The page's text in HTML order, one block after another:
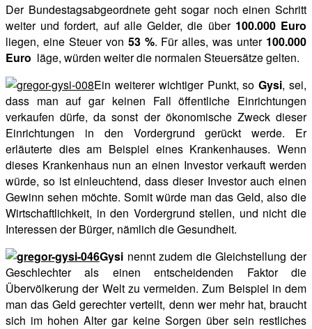
Der Bundestagsabgeordnete geht sogar noch einen Schritt
weiter und fordert, auf alle Gelder, die über 100.000 Euro
liegen, eine Steuer von 53 %. Für alles, was unter 100.000
Euro läge, würden weiter die normalen Steuersätze gelten.
Ein weiterer wichtiger Punkt, soGysi, sei,
dass man auf gar keinen Fall öffentliche Einrichtungen
verkaufen dürfe, da sonst der ökonomische Zweck dieser
Einrichtungen in den Vordergrund gerückt werde. Er
erläuterte dies am Beispiel eines Krankenhauses. Wenn
dieses Krankenhaus nun an einen Investor verkauft werden
würde, so ist einleuchtend, dass dieser Investor auch einen
Gewinn sehen möchte. Somit würde man das Geld, also die
Wirtschaftlichkeit, in den Vordergrund stellen, und nicht die
Interessen der Bürger, nämlich die Gesundheit.
Gysi nennt zudem die Gleichstellung der
Geschlechter als einen entscheidenden Faktor die
Übervölkerung der Welt zu vermeiden. Zum Beispiel in dem
man das Geld gerechter verteilt, denn wer mehr hat, braucht
sich im hohen Alter gar keine Sorgen über sein restliches